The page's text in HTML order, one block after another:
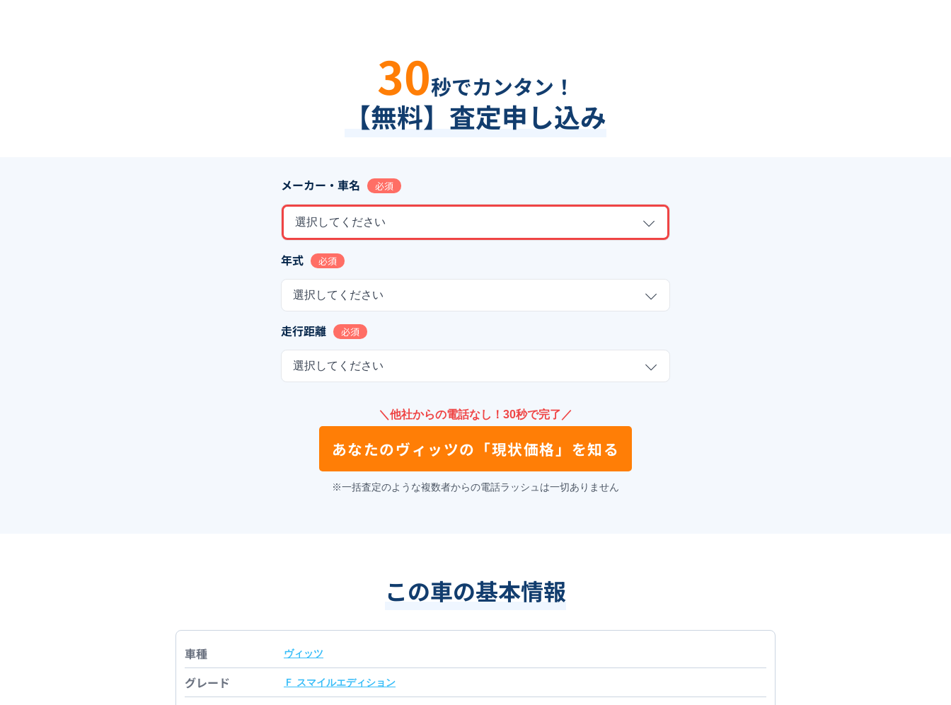
30秒でカンタン！
【無料】査定申し込み
メーカー・車名 必須
選択してください
年式 必須
選択してください
走行距離 必須
選択してください
＼他社からの電話なし！30秒で完了／
あなたのヴィッツの 「現状価格」を知る
※一括査定のような複数者からの電話ラッシュは一切ありません
この車の基本情報
車種 ヴィッツ
グレード Ｆ スマイルエディション